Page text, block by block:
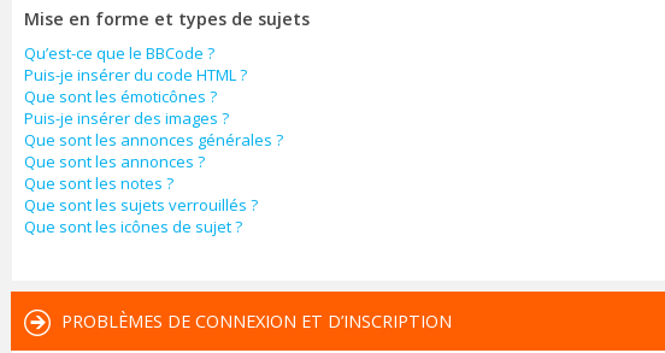
Mise en forme et types de sujets
Qu’est-ce que le BBCode ?
Puis-je insérer du code HTML ?
Que sont les émoticônes ?
Puis-je insérer des images ?
Que sont les annonces générales ?
Que sont les annonces ?
Que sont les notes ?
Que sont les sujets verrouillés ?
Que sont les icônes de sujet ?
PROBLÈMES DE CONNEXION ET D’INSCRIPTION